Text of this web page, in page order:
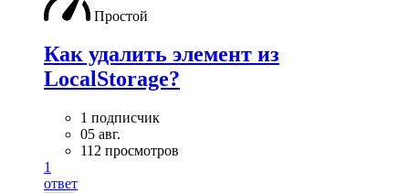
Простой
Как удалить элемент из
LocalStorage?
1 подписчик
05 авг.
112 просмотров
1
ответ